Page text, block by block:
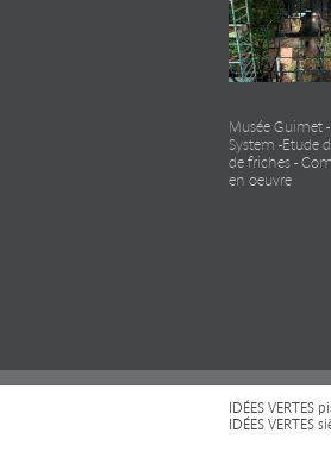
Musée Guimet
System -Etude
de friches -
en oeuvre
IDÉES
IDÉES